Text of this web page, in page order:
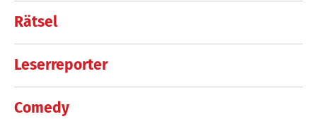
Rätsel
Leserreporter
Comedy